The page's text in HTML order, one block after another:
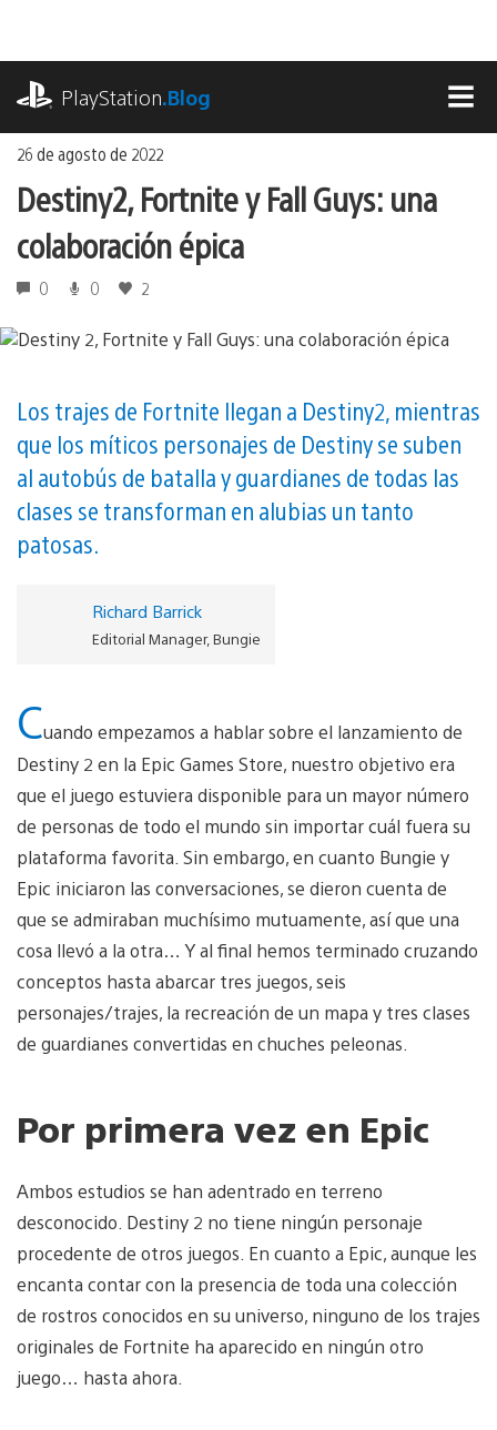
contenido
PlayStation.Blog
26 de agosto de 2022
Destiny 2, Fortnite y Fall Guys: una
colaboración épica
0 0 2
Los trajes de Fortnite llegan a Destiny 2, mientras
que los míticos personajes de Destiny se suben
al autobús de batalla y guardianes de todas las
clases se transforman en alubias un tanto
patosas.
Richard Barrick
Editorial Manager, Bungie
Cuando empezamos a hablar sobre el lanzamiento de
Destiny 2 en la Epic Games Store, nuestro objetivo era
que el juego estuviera disponible para un mayor número
de personas de todo el mundo sin importar cuál fuera su
plataforma favorita. Sin embargo, en cuanto Bungie y
Epic iniciaron las conversaciones, se dieron cuenta de
que se admiraban muchísimo mutuamente, así que una
cosa llevó a la otra… Y al final hemos terminado cruzando
conceptos hasta abarcar tres juegos, seis
personajes/trajes, la recreación de un mapa y tres clases
de guardianes convertidas en chuches peleonas.
Por primera vez en Epic
Ambos estudios se han adentrado en terreno
desconocido. Destiny 2 no tiene ningún personaje
procedente de otros juegos. En cuanto a Epic, aunque les
encanta contar con la presencia de toda una colección
de rostros conocidos en su universo, ninguno de los trajes
originales de Fortnite ha aparecido en ningún otro
juego… hasta ahora.